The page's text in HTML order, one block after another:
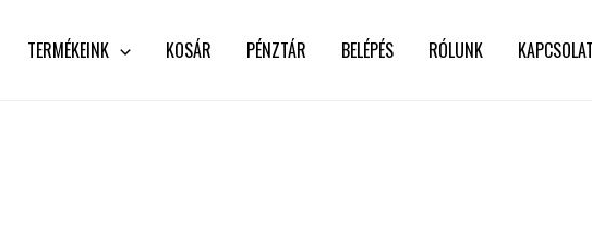
TERMÉKEINK KOSÁR PÉNZTÁR BELÉPÉS RÓLUNK KAPCSOLAT